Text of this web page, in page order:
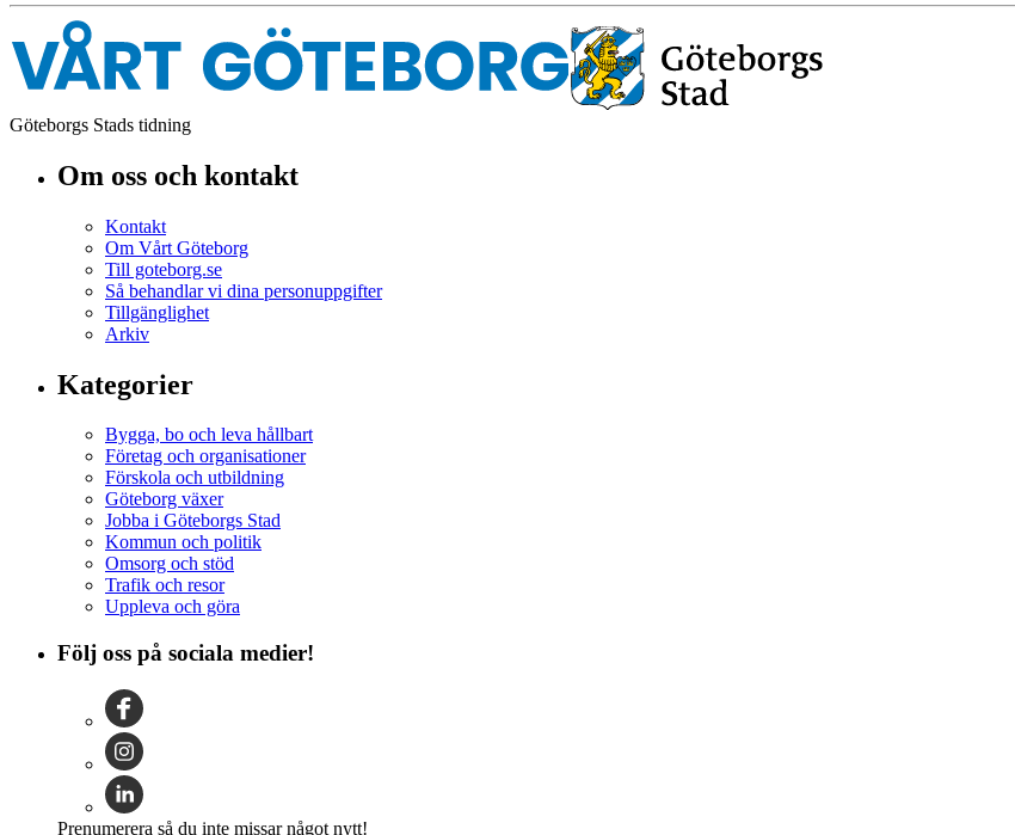
Göteborgs Stads tidning
Om oss och kontakt
Kontakt
Om Vårt Göteborg
Till goteborg.se
Så behandlar vi dina personuppgifter
Tillgänglighet
Arkiv
Kategorier
Bygga, bo och leva hållbart
Företag och organisationer
Förskola och utbildning
Göteborg växer
Jobba i Göteborgs Stad
Kommun och politik
Omsorg och stöd
Trafik och resor
Uppleva och göra
Följ oss på sociala medier!
Prenumerera så du inte missar något nytt!